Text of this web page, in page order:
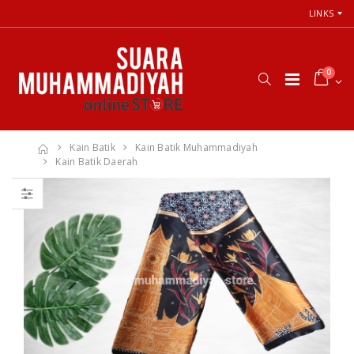
LINKS
0
Kain Batik
Kain Batik Muhammadiyah
Kain Batik Daerah
66 Jalan Menuju
Cinta Ilahi
Menemukan
Tuhan dalam
Luka, Cinta, dan
Kehidupan
Sehari-hari
Rp. 0
Cara Shalat
Menurut
Himpunan
Putusan Tarjih
Muhammadiyah
Rp. 31.000
Himpunan